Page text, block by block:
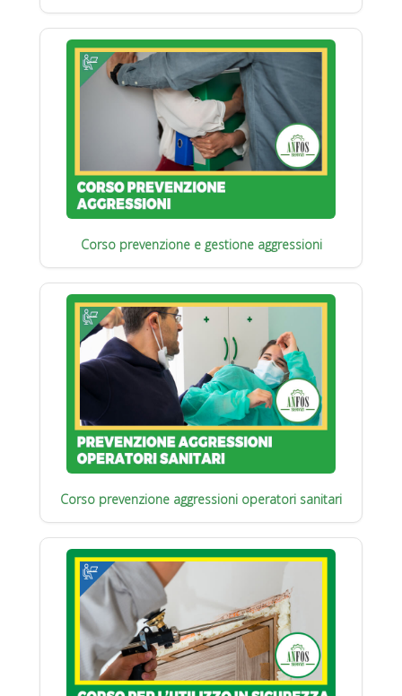
Corso prevenzione e gestione aggressioni
Corso prevenzione aggressioni operatori sanitari